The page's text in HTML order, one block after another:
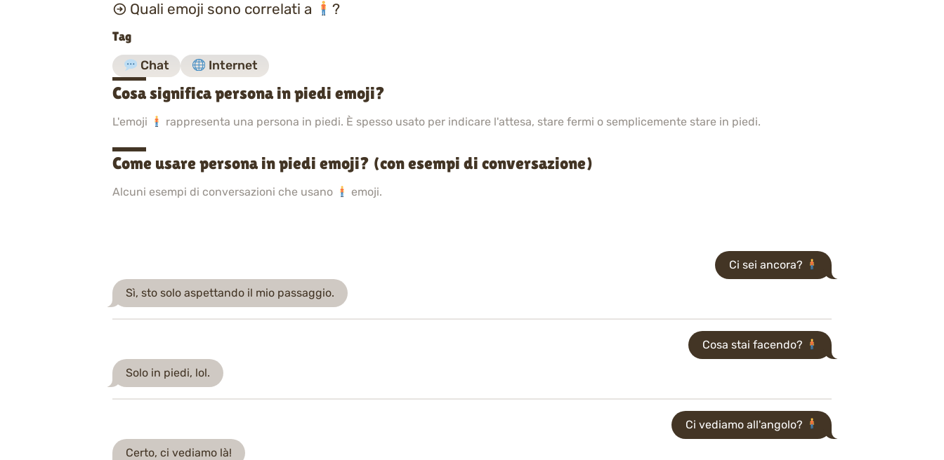
Quali emoji sono correlati a
?
Tag
Chat Internet
Cosa significa persona in piedi emoji?
L'emoji rappresenta una persona in piedi. È spesso usato per indicare l'attesa, stare fermi o semplicemente stare in piedi.
Come usare persona in piedi emoji? (con esempi di conversazione)
Alcuni esempi di conversazioni che usano emoji.
Ci sei ancora?
Sì, sto solo aspettando il mio passaggio.
Cosa stai facendo?
Solo in piedi, lol.
Ci vediamo all'angolo?
Certo, ci vediamo là!